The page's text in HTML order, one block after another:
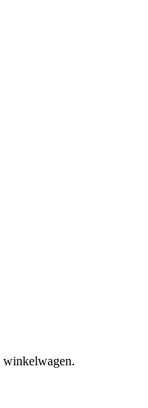
winkelwagen.